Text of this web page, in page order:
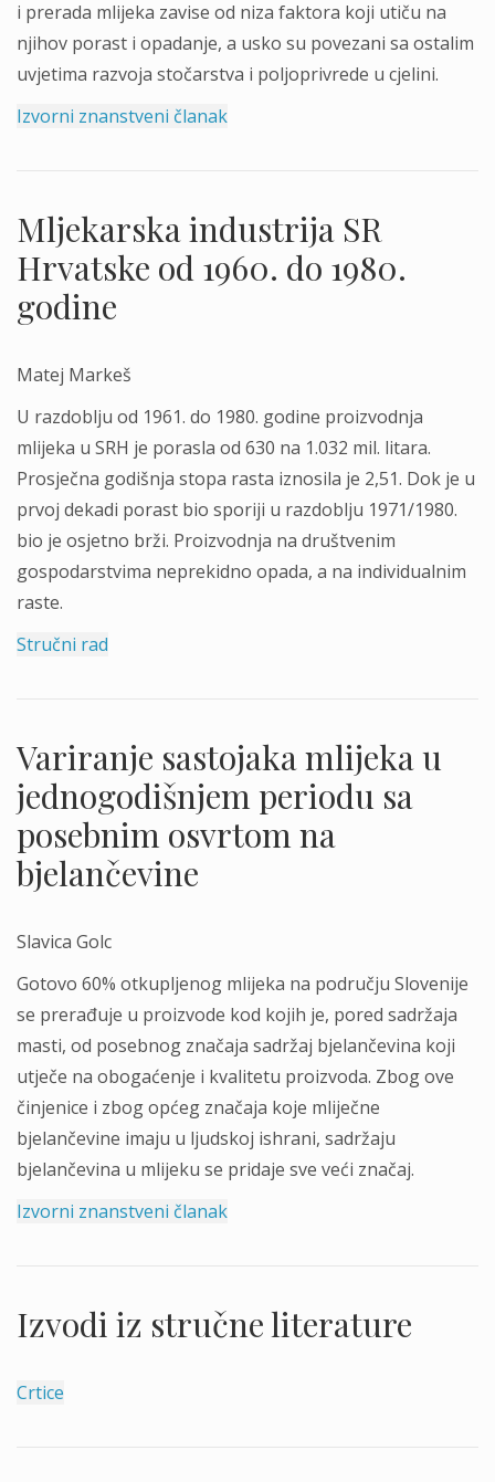
i prerada mlijeka zavise od niza faktora koji utiču na
njihov porast i opadanje, a usko su povezani sa ostalim
uvjetima razvoja stočarstva i poljoprivrede u cjelini.
Izvorni znanstveni članak
Mljekarska industrija SR
Hrvatske od 1960. do 1980.
godine
Matej Markeš
U razdoblju od 1961. do 1980. godine proizvodnja
mlijeka u SRH je porasla od 630 na 1.032 mil. litara.
Prosječna godišnja stopa rasta iznosila je 2,51. Dok je u
prvoj dekadi porast bio sporiji u razdoblju 1971/1980.
bio je osjetno brži. Proizvodnja na društvenim
gospodarstvima neprekidno opada, a na individualnim
raste.
Stručni rad
Variranje sastojaka mlijeka u
jednogodišnjem periodu sa
posebnim osvrtom na
bjelančevine
Slavica Golc
Gotovo 60% otkupljenog mlijeka na području Slovenije
se prerađuje u proizvode kod kojih je, pored sadržaja
masti, od posebnog značaja sadržaj bjelančevina koji
utječe na obogaćenje i kvalitetu proizvoda. Zbog ove
činjenice i zbog općeg značaja koje mliječne
bjelančevine imaju u ljudskoj ishrani, sadržaju
bjelančevina u mlijeku se pridaje sve veći značaj.
Izvorni znanstveni članak
Izvodi iz stručne literature
Crtice